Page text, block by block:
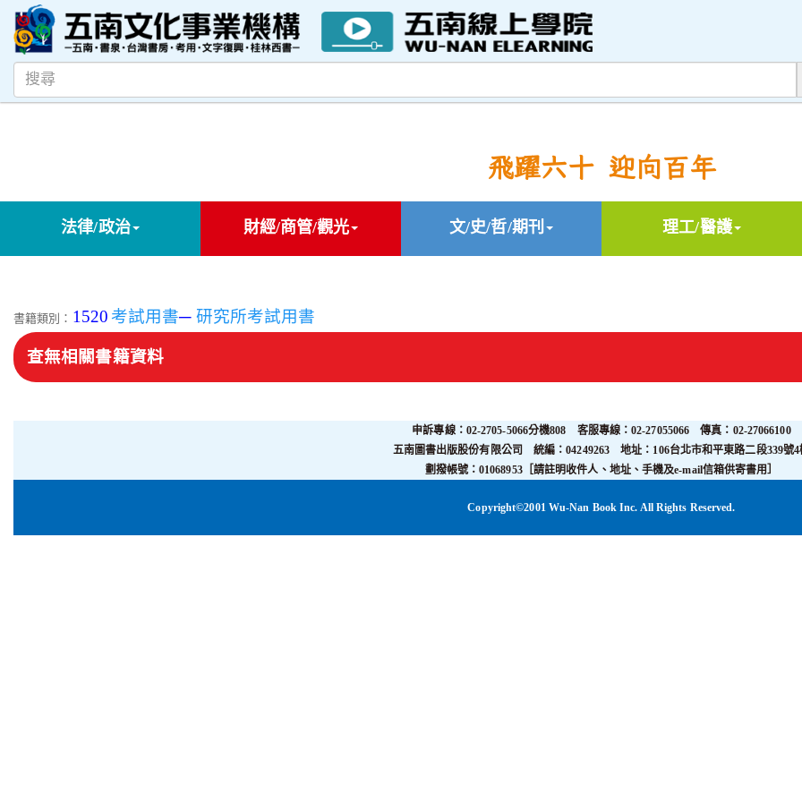
飛躍六十 迎向百年
法律/政治 財經/商管/觀光 文/史/哲/期刊 理工/醫護
書籍類別： 1520 考試用書─ 研究所考試用書
查無相關書籍資料
申訴專線：02-2705-5066分機808 客服專線：02-27055066 傳真：02-27066100
五南圖書出版股份有限公司 統編：04249263 地址：106台北市和平東路二段339號4
劃撥帳號：01068953［請註明收件人、地址、手機及e-mail信箱供寄書用］
Copyright©2001 Wu-Nan Book Inc. All Rights Reserved.